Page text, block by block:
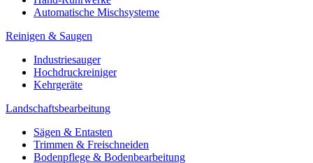
Automatische Mischsysteme
Reinigen & Saugen
Industriesauger
Hochdruckreiniger
Kehrgeräte
Landschaftsbearbeitung
Sägen & Entasten
Trimmen & Freischneiden
Bodenpflege & Bodenbearbeitung